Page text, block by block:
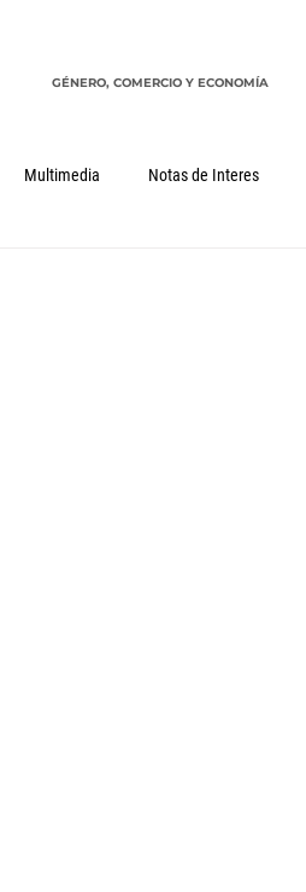
GÉNERO, COMERCIO Y ECONOMÍA
Multimedia Notas de Interes